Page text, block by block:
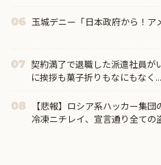
06 玉城デニー「日本政府から！ア
07 契約満了で退職した派遣社員が
に挨拶も菓子折りもなにもなく...
08
【悲報】ロシア系ハッカー集
冷凍ニチレイ、宣言通り全ての